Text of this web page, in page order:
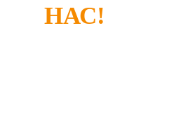
НАС!